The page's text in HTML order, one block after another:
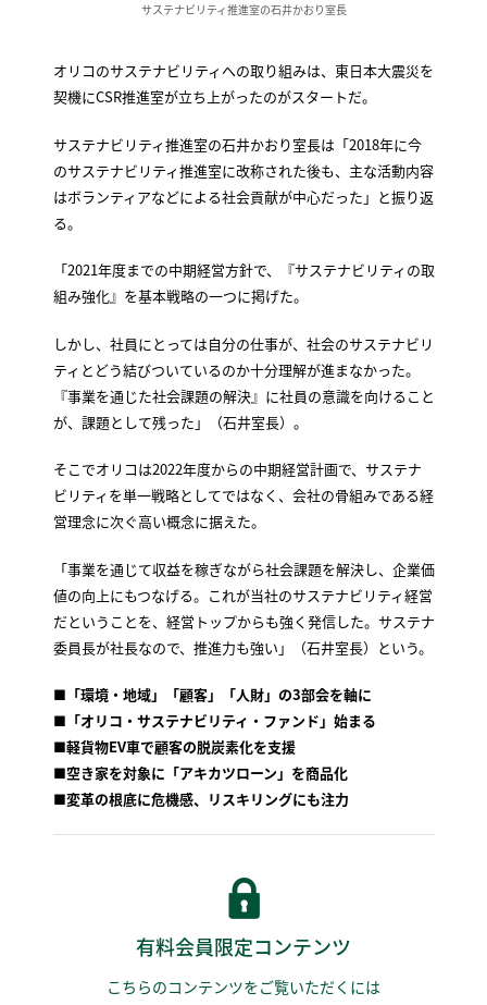
サステナビリティ推進室の石井かおり室長
オリコのサステナビリティへの取り組みは、東日本大震災を
契機にCSR推進室が立ち上がったのがスタートだ。
サステナビリティ推進室の石井かおり室長は「2018年に今
のサステナビリティ推進室に改称された後も、主な活動内容
はボランティアなどによる社会貢献が中心だった」と振り返
る。
「2021年度までの中期経営方針で、『サステナビリティの取
組み強化』を基本戦略の一つに掲げた。
しかし、社員にとっては自分の仕事が、社会のサステナビリ
ティとどう結びついているのか十分理解が進まなかった。
『事業を通じた社会課題の解決』に社員の意識を向けること
が、課題として残った」（石井室長）。
そこでオリコは2022年度からの中期経営計画で、サステナ
ビリティを単一戦略としてではなく、会社の骨組みである経
営理念に次ぐ高い概念に据えた。
「事業を通じて収益を稼ぎながら社会課題を解決し、企業価
値の向上にもつなげる。これが当社のサステナビリティ経営
だということを、経営トップからも強く発信した。サステナ
委員長が社長なので、推進力も強い」（石井室長）という。
■「環境・地域」「顧客」「人財」の3部会を軸に
■「オリコ・サステナビリティ・ファンド」始まる
■軽貨物EV車で顧客の脱炭素化を支援
■空き家を対象に「アキカツローン」を商品化
■変革の根底に危機感、リスキリングにも注力
有料会員限定コンテンツ
こちらのコンテンツをご覧いただくには